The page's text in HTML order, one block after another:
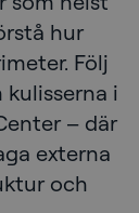
hur
Följ
kulisserna i
– där
externa
och